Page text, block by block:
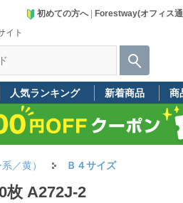
イト
初めての方へ| Forestway(オフィス
人気ランキング 新着商品 商
／黄） Ｂ４サイズ
枚 A272J-2